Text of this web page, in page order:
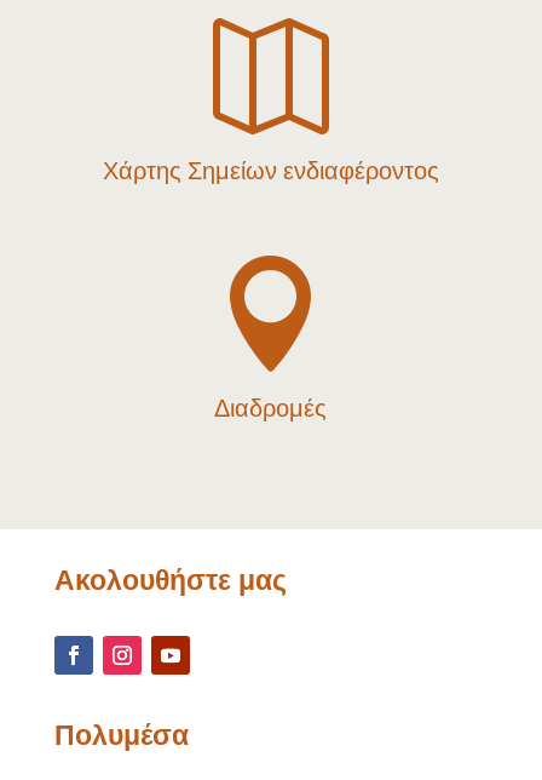

Χάρτης Σημείων ενδιαφέροντος

Διαδρομές
Ακολουθήστε μας
Πολυμέσα